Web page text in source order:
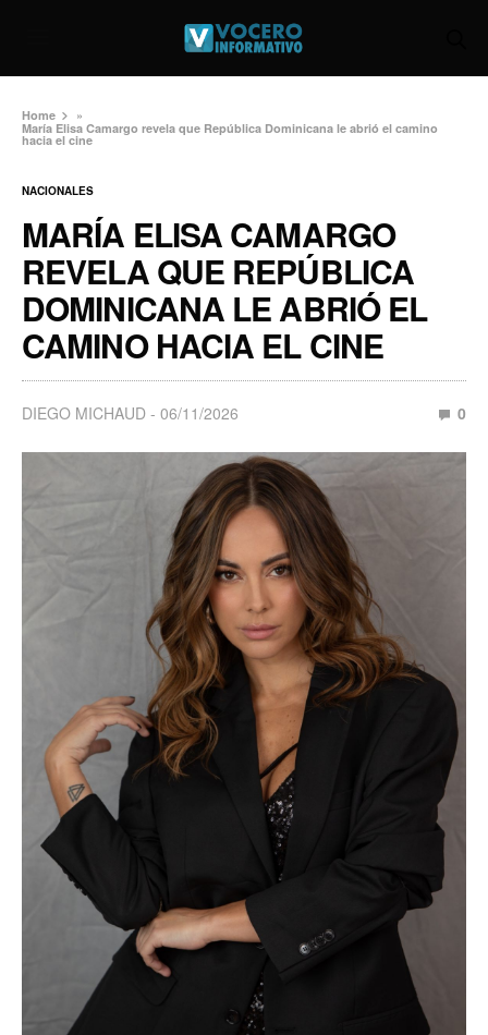
Home
»
María Elisa Camargo revela que República Dominicana le abrió el camino
hacia el cine
NACIONALES
MARÍA ELISA CAMARGO
REVELA QUE REPÚBLICA
DOMINICANA LE ABRIÓ EL
CAMINO HACIA EL CINE
DIEGO MICHAUD 06/11/2026 0